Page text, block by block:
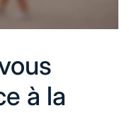
à la